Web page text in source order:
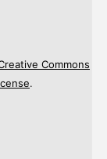
Commons
.